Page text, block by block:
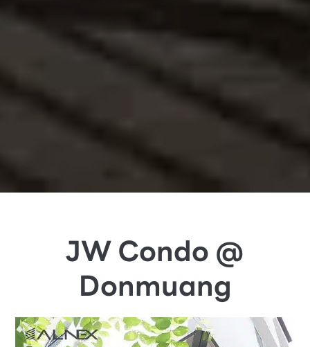
JW Condo @
Donmuang